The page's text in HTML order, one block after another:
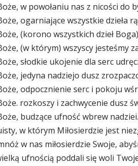
w powołaniu nas z nicości do
ogarniające wszystkie dzieła
(korono wszystkich dzieł
(w którym) wszyscy jesteśmy
słodkie ukojenie dla serc
jedyna nadziejo dusz
odpocznienie serc i pokoju
rozkoszy i zachwycenie dusz
budzące ufność wbrew nadziei.
w którym Miłosierdzie jest
w nas miłosierdzie Swoje,
ufnością poddali się woli